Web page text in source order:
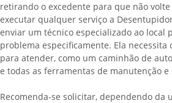
retirando o excedente para que não
executar qualquer serviço a
enviar um técnico especializado ao local
problema especificamente. Ela
para atender, como um caminhão de
e todas as ferramentas de manutenção e
Recomenda-se solicitar, dependendo da